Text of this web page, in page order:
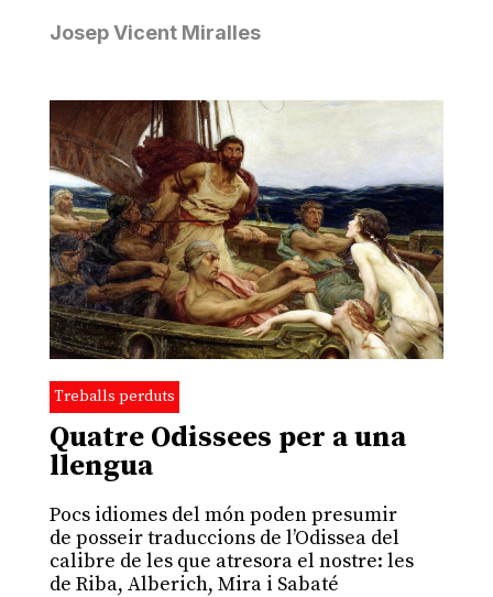
Josep Vicent Miralles
Treballs perduts
Quatre Odissees per a una
llengua
Pocs idiomes del món poden presumir
de posseir traduccions de l’Odissea del
calibre de les que atresora el nostre: les
de Riba, Alberich, Mira i Sabaté